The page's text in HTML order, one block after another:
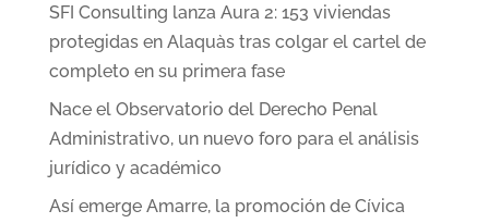
SFI Consulting lanza Aura 2: 153 viviendas
protegidas en Alaquàs tras colgar el cartel de
completo en su primera fase
Nace el Observatorio del Derecho Penal
Administrativo, un nuevo foro para el análisis
jurídico y académico
Así emerge Amarre, la promoción de Cívica